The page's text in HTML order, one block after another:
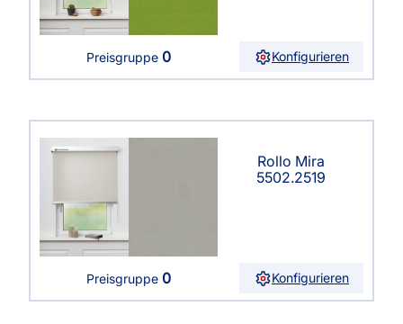
Preisgruppe 0 Konfigurieren
Rollo Mira
5502.2519
Preisgruppe 0 Konfigurieren